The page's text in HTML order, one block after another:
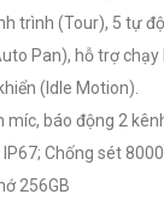
trình (Tour), 5 tự
Pan), hỗ trợ
(Idle Motion).
míc, báo động 2
Chống sét
256GB